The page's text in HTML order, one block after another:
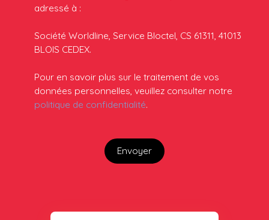
adressé à :
Société Worldline, Service Bloctel, CS 61311, 41013
BLOIS CEDEX.
Pour en savoir plus sur le traitement de vos
données personnelles, veuillez consulter notre
politique de confidentialité.
Envoyer